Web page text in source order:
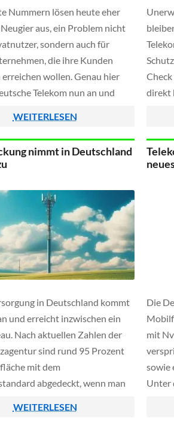
Nummern lösen heute eher
Neugier aus, ein Problem nicht
sondern auch für
die ihre Kunden
wollen. Genau hier
Telekom nun an und
Branded Calls im
WEITERLESEN
direkt
eine
nötig
nimmt in Deutschland
in Deutschland kommt
und erreicht inzwischen ein
Nach aktuellen Zahlen der
sind rund 95 Prozent
mit dem
abgedeckt, wenn man
im Vergleich zum Vorjahr
WEITERLESEN
Die
mit
sowie
Unter